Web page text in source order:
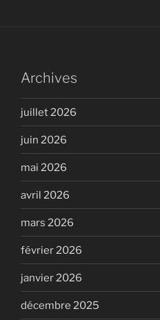
Archives
juillet 2026
juin 2026
mai 2026
avril 2026
mars 2026
février 2026
janvier 2026
décembre 2025